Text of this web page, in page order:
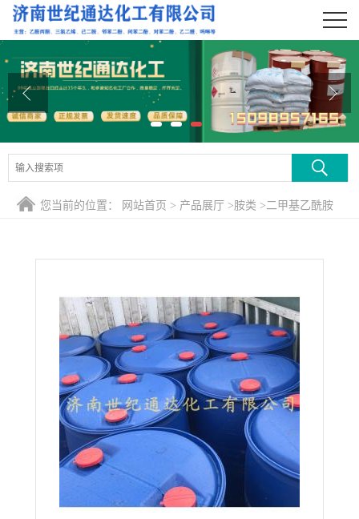
公司首页
公司介绍
产品展厅
证书荣誉
您当前的位置： 网站首页 > 产品展厅 >胺类 >二甲基乙酰胺